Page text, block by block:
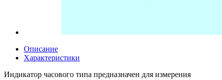
Описание
Характеристики
Индикатор часового типа предназначен для измерения